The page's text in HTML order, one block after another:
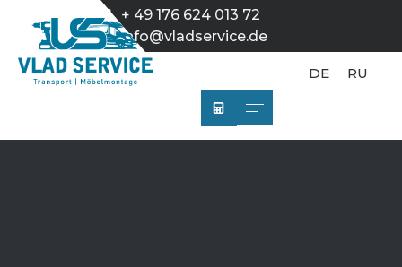
DE RU
+ 49 176 624 013 72
info@vladservice.de